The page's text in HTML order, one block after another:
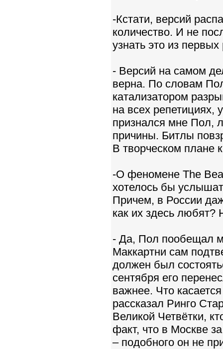
-Кстати, версий
количество. И не
узнать это из
- Версий на самом
верна. По словам
катализатором
на всех репетициях,
признался мне Пол,
причины. Битлы
В творческом плане
-О феномене The
хотелось бы
Причем, в России
как их здесь любят?
- Да, Пол пообещал
Маккартни сам
должен был
сентября его
важнее. Что
рассказал Ринго
Великой Четвётки,
факт, что в Москве
– подобного он не